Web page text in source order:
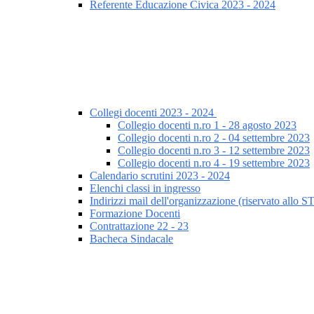
Referente Educazione Civica 2023 - 2024
Collegi docenti 2023 - 2024
Collegio docenti n.ro 1 - 28 agosto 2023
Collegio docenti n.ro 2 - 04 settembre 2023
Collegio docenti n.ro 3 - 12 settembre 2023
Collegio docenti n.ro 4 - 19 settembre 2023
Calendario scrutini 2023 - 2024
Elenchi classi in ingresso
Indirizzi mail dell'organizzazione (riservato allo
Formazione Docenti
Contrattazione 22 - 23
Bacheca Sindacale